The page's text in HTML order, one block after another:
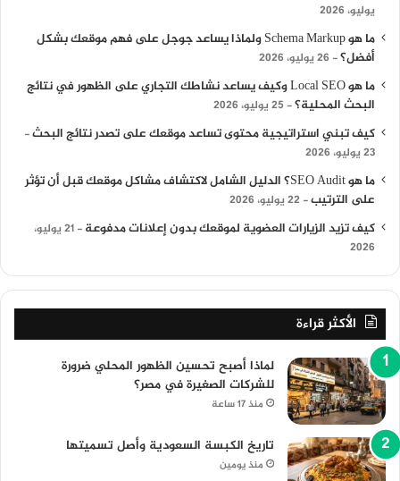
يوليو، 2026
ما هو Schema Markup ولماذا يساعد جوجل على فهم موقعك بشكل
أفضل؟
26 يوليو، 2026
ما هو Local SEO وكيف يساعد نشاطك التجاري على الظهور في نتائج
البحث المحلية؟
25 يوليو، 2026
كيف تبني استراتيجية محتوى تساعد موقعك على تصدر نتائج البحث
23 يوليو، 2026
ما هو SEO Audit؟ الدليل الشامل لاكتشاف مشاكل موقعك قبل أن تؤثر
على الترتيب 22 يوليو، 2026
كيف تزيد الزيارات العضوية لموقعك بدون إعلانات مدفوعة
21 يوليو،
2026
الأكثر قراءة
لماذا أصبح تحسين الظهور المحلي ضرورة
للشركات الصغيرة في مصر؟
منذ 17 ساعة
تاريخ الكبسة السعودية وأصل تسميتها
منذ يومين